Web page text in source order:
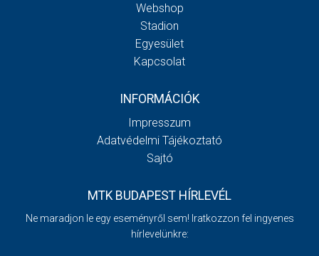
Webshop
Stadion
Egyesület
Kapcsolat
INFORMÁCIÓK
Impresszum
Adatvédelmi Tájékoztató
Sajtó
MTK BUDAPEST HÍRLEVÉL
Ne maradjon le egy eseményről sem! Iratkozzon fel ingyenes
hírlevelünkre: